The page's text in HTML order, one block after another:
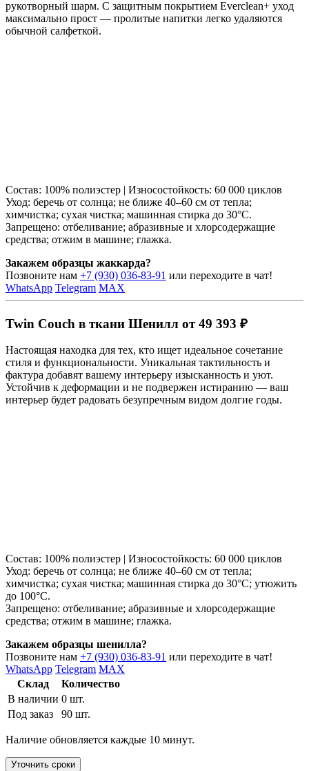
рукотворный шарм. С защитным покрытием Everclean+ уход
максимально прост — пролитые напитки легко удаляются
обычной салфеткой.
Состав: 100% полиэстер | Износостойкость: 60 000 циклов
Уход: беречь от солнца; не ближе 40–60 см от тепла;
химчистка; сухая чистка; машинная стирка до 30°C.
Запрещено: отбеливание; абразивные и хлорсодержащие
средства; отжим в машине; глажка.
Закажем образцы жаккарда?
Позвоните нам +7 (930) 036-83-91 или переходите в чат!
WhatsApp Telegram MAX
Twin Couch в ткани Шенилл от 49 393 ₽
Настоящая находка для тех, кто ищет идеальное сочетание
стиля и функциональности. Уникальная тактильность и
фактура добавят вашему интерьеру изысканность и уют.
Устойчив к деформации и не подвержен истиранию — ваш
интерьер будет радовать безупречным видом долгие годы.
Состав: 100% полиэстер | Износостойкость: 60 000 циклов
Уход: беречь от солнца; не ближе 40–60 см от тепла;
химчистка; сухая чистка; машинная стирка до 30°C; утюжить
до 100°C.
Запрещено: отбеливание; абразивные и хлорсодержащие
средства; отжим в машине; глажка.
Закажем образцы шенилла?
Позвоните нам +7 (930) 036-83-91 или переходите в чат!
WhatsApp Telegram MAX
Склад
Количество
В наличии 0 шт.
Под заказ
90 шт.
Наличие обновляется каждые 10 минут.
Уточнить сроки